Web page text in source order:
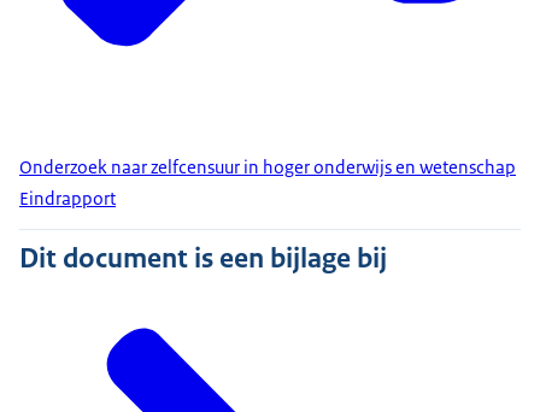
Onderzoek naar zelfcensuur in hoger onderwijs en wetenschap
Eindrapport
Dit document is een bijlage bij